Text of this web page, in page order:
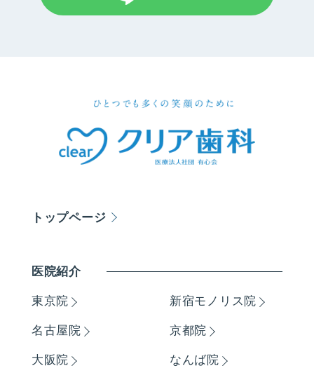
トップページ
医院紹介
東京院 新宿モノリス院
名古屋院 京都院
大阪院 なんば院